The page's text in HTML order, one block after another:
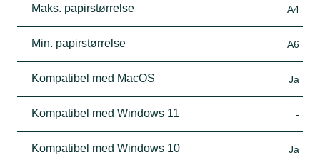
Maks. papirstørrelse A4
Min. papirstørrelse A6
Kompatibel med MacOS Ja
Kompatibel med Windows 11 -
Kompatibel med Windows 10 Ja